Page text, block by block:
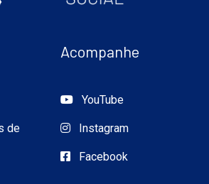
de
Acompanhe
YouTube
Instagram
Facebook